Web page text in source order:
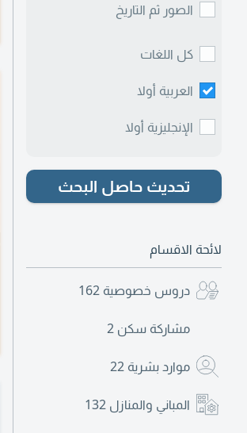
الصور ثم التاريخ
كل اللغات
العربية أولا
الإنجليزية أولا
تحديث حاصل البحث
لائحة الاقسام
دروس خصوصية 162
مشاركة سكن 2
موارد بشرية 22
المباني والمنازل 132